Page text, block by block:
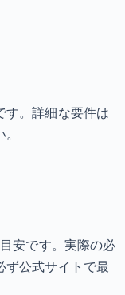
す。詳細な要件は
安です。実際の必
ず公式サイトで最